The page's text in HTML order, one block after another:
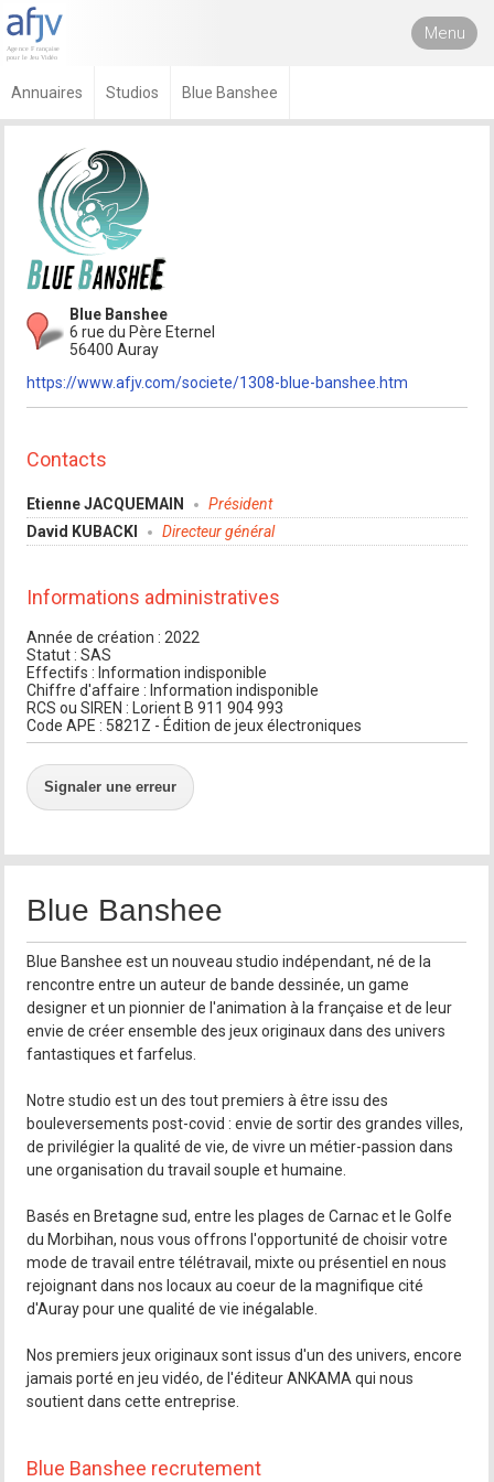
Menu
Annuaires Studios Blue Banshee
Blue Banshee
6 rue du Père Eternel
56400 Auray
https://www.afjv.com/societe/1308-blue-banshee.htm
Contacts
Etienne JACQUEMAIN
Président
David KUBACKI
Directeur général
Informations administratives
Année de création : 2022
Statut : SAS
Effectifs : Information indisponible
Chiffre d'affaire : Information indisponible
RCS ou SIREN : Lorient B 911 904 993
Code APE : 5821Z - Édition de jeux électroniques
Signaler une erreur
Blue Banshee
Blue Banshee est un nouveau studio indépendant, né de la
rencontre entre un auteur de bande dessinée, un game
designer et un pionnier de l'animation à la française et de leur
envie de créer ensemble des jeux originaux dans des univers
fantastiques et farfelus.
Notre studio est un des tout premiers à être issu des
bouleversements post-covid : envie de sortir des grandes villes,
de privilégier la qualité de vie, de vivre un métier-passion dans
une organisation du travail souple et humaine.
Basés en Bretagne sud, entre les plages de Carnac et le Golfe
du Morbihan, nous vous offrons l'opportunité de choisir votre
mode de travail entre télétravail, mixte ou présentiel en nous
rejoignant dans nos locaux au coeur de la magnifique cité
d'Auray pour une qualité de vie inégalable.
Nos premiers jeux originaux sont issus d'un des univers, encore
jamais porté en jeu vidéo, de l'éditeur ANKAMA qui nous
soutient dans cette entreprise.
Blue Banshee recrutement